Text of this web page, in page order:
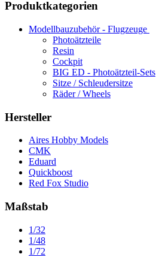
Produktkategorien
Modellbauzubehör - Flugzeuge
Photoätzteile
Resin
Cockpit
BIG ED - Photoätzteil-Sets
Sitze / Schleudersitze
Räder / Wheels
Hersteller
Aires Hobby Models
CMK
Eduard
Quickboost
Red Fox Studio
Maßstab
1/32
1/48
1/72